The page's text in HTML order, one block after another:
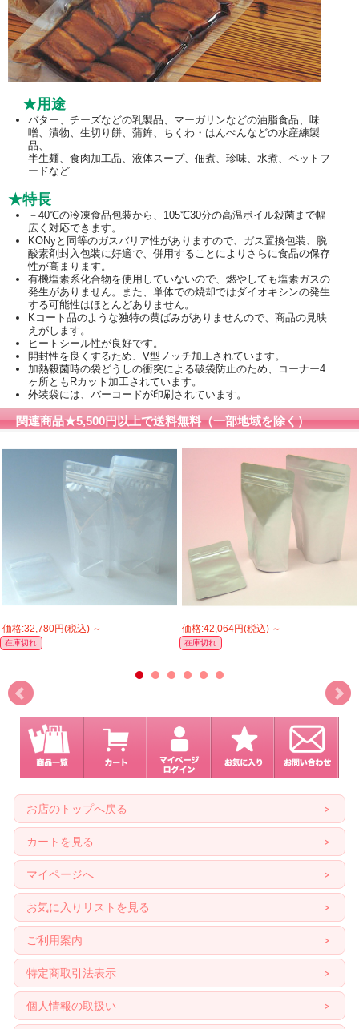
★用途
バター、チーズなどの乳製品、マーガリンなどの油脂食品、味
噌、漬物、生切り餅、蒲鉾、ちくわ・はんぺんなどの水産練製
品、
半生麺、食肉加工品、液体スープ、佃煮、珍味、水煮、ペットフ
ードなど
★特長
－40℃の冷凍食品包装から、105℃30分の高温ボイル殺菌まで幅
広く対応できます。
KONyと同等のガスバリア性がありますので、ガス置換包装、脱
酸素剤封入包装に好適で、併用することによりさらに食品の保存
性が高まります。
有機塩素系化合物を使用していないので、燃やしても塩素ガスの
発生がありません。また、単体での焼却ではダイオキシンの発生
する可能性はほとんどありません。
Kコート品のような独特の黄ばみがありませんので、商品の見映
えがします。
ヒートシール性が良好です。
開封性を良くするため、V型ノッチ加工されています。
加熱殺菌時の袋どうしの衝突による破袋防止のため、コーナー4
ヶ所ともRカット加工されています。
外装袋には、バーコードが印刷されています。
関連商品★5,500円以上で送料無料（一部地域を除く）
価格:32,780円(税込) ～
在庫切れ
価格:42,064円(税込) ～
在庫切れ
お店のトップへ戻る
カートを見る
マイページへ
お気に入りリストを見る
ご利用案内
特定商取引法表示
個人情報の取扱い